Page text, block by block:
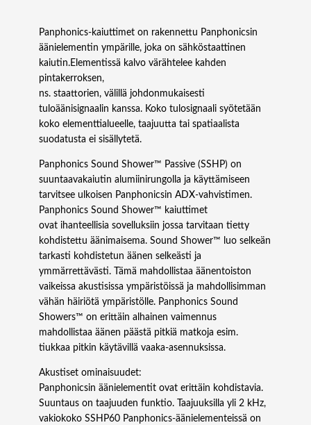
d
S
h
w
e
r
s
s
i
v
e
S
S
H
P
6
0
x
6
m
ä
ä
Panphonics-kaiuttimet on rakennettu Panphonicsin
äänielementin ympärille, joka on sähköstaattinen
kaiutin.Elementissä kalvo värähtelee kahden
pintakerroksen,
ns. staattorien, välillä johdonmukaisesti
tuloäänisignaalin kanssa. Koko tulosignaali syötetään
koko elementtialueelle, taajuutta tai spatiaalista
suodatusta ei sisällytetä.
Panphonics Sound Shower™ Passive (SSHP) on
suuntaavakaiutin alumiinirungolla ja käyttämiseen
tarvitsee ulkoisen Panphonicsin ADX-vahvistimen.
Panphonics Sound Shower™ kaiuttimet
ovat ihanteellisia sovelluksiin jossa tarvitaan tietty
kohdistettu äänimaisema. Sound Shower™ luo selkeän
tarkasti kohdistetun äänen selkeästi ja
ymmärrettävästi. Tämä mahdollistaa äänentoiston
vaikeissa akustisissa ympäristöissä ja mahdollisimman
vähän häiriötä ympäristölle. Panphonics Sound
Showers™ on erittäin alhainen vaimennus
mahdollistaa äänen päästä pitkiä matkoja esim.
tiukkaa pitkin käytävillä vaaka-asennuksissa.
Akustiset ominaisuudet:
Panphonicsin äänielementit ovat erittäin kohdistavia.
Suuntaus on taajuuden funktio. Taajuuksilla yli 2 kHz,
vakiokoko SSHP60 Panphonics-äänielementeissä on